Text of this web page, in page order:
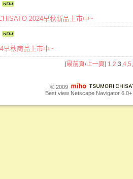
2024早秋新品上市中~
早秋商品上市中~
[最前頁/上一頁] 1 2 3 4 5
© 2009
Best view Netscape Navigator